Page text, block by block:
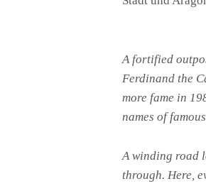
A fortified
Ferdinand the
more fame in
names of
A winding road
through. Here,